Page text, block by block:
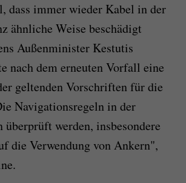
dass immer wieder Kabel in der
ähnliche Weise beschädigt
Außenminister Kestutis
nach dem erneuten Vorfall eine
geltenden Vorschriften für die
Navigationsregeln in der
überprüft werden, insbesondere
die Verwendung von Ankern",